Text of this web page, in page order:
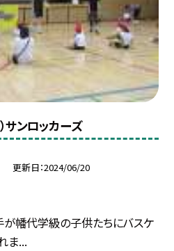
サンロッカーズ
更新日 2024/06/20
幡代学級の子供たちにバスケ
ま...